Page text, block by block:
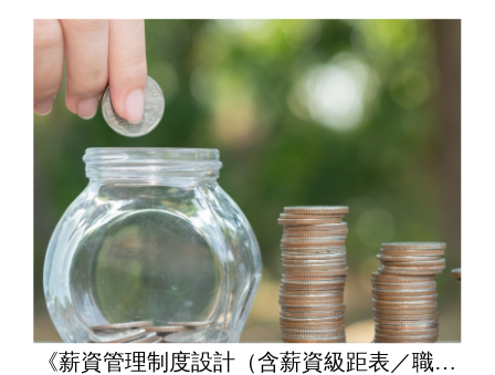
《薪資管理制度設計（含薪資級距表／職等